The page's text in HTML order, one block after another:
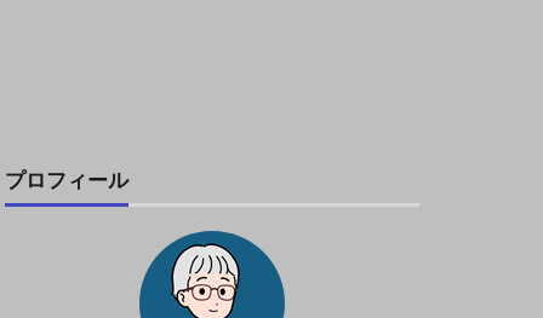
プロフィール